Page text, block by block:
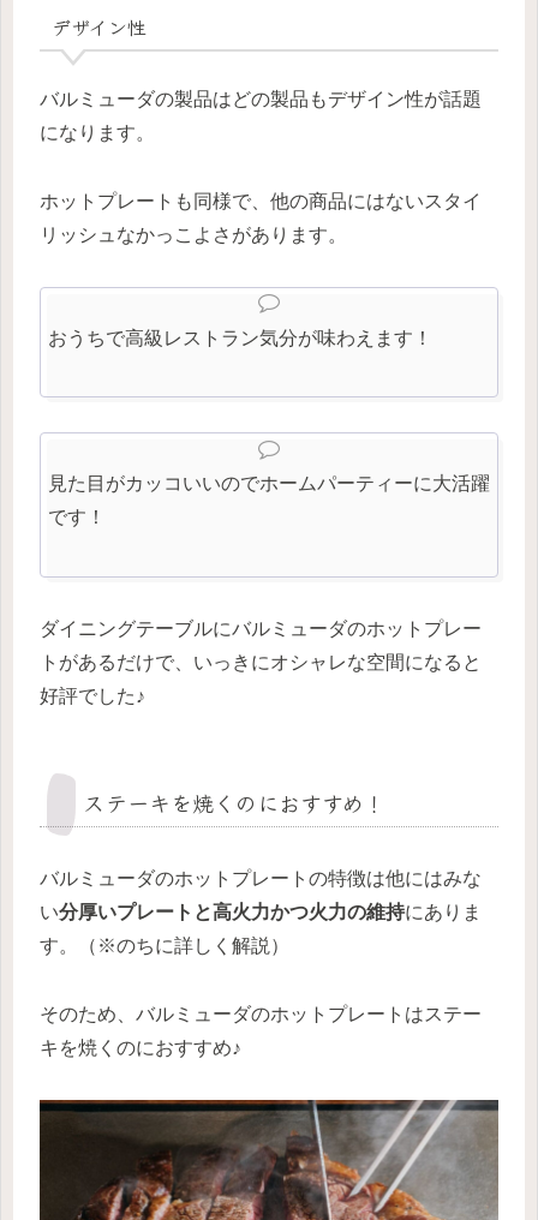
デザイン性
バルミューダの製品はどの製品もデザイン性が話題
になります。
ホットプレートも同様で、他の商品にはないスタイ
リッシュなかっこよさがあります。
おうちで高級レストラン気分が味わえます！
見た目がカッコいいのでホームパーティーに大活躍
です！
ダイニングテーブルにバルミューダのホットプレー
トがあるだけで、いっきにオシャレな空間になると
好評でした♪
ステーキを焼くのにおすすめ！
バルミューダのホットプレートの特徴は他にはみな
い分厚いプレートと高火力かつ火力の維持にありま
す。（※のちに詳しく解説）
そのため、バルミューダのホットプレートはステー
キを焼くのにおすすめ♪